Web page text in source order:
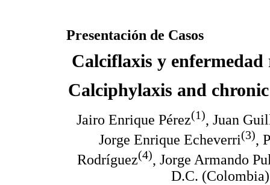
Presentación de Casos
Calciflaxis y enfermedad
Calciphylaxis and
Jairo Enrique Pérez(1), Juan
Jorge Enrique Echeverri(3),
Rodríguez(4), Jorge Armando
D.C. (Colombia)